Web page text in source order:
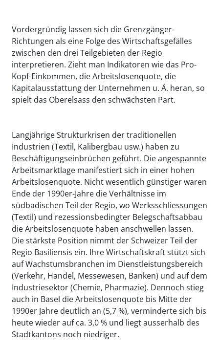
Vordergründig lassen sich die Grenzgänger-
Richtungen als eine Folge des Wirtschaftsgefälles
zwischen den drei Teilgebieten der Regio
interpretieren. Zieht man Indikatoren wie das Pro-
Kopf-Einkommen, die Arbeitslosenquote, die
Kapitalausstattung der Unternehmen u. Ä. heran, so
spielt das Oberelsass den schwächsten Part.
Langjährige Strukturkrisen der traditionellen
Industrien (Textil, Kalibergbau usw.) haben zu
Beschäftigungseinbrüchen geführt. Die angespannte
Arbeitsmarktlage manifestiert sich in einer hohen
Arbeitslosenquote. Nicht wesentlich günstiger waren
Ende der 1990er-Jahre die Verhältnisse im
südbadischen Teil der Regio, wo Werksschliessungen
(Textil) und rezessionsbedingter Belegschaftsabbau
die Arbeitslosenquote haben anschwellen lassen.
Die stärkste Position nimmt der Schweizer Teil der
Regio Basiliensis ein. Ihre Wirtschaftskraft stützt sich
auf Wachstumsbranchen im Dienstleistungsbereich
(Verkehr, Handel, Messewesen, Banken) und auf dem
Industriesektor (Chemie, Pharmazie). Dennoch stieg
auch in Basel die Arbeitslosenquote bis Mitte der
1990er Jahre deutlich an (5,7 %), verminderte sich bis
heute wieder auf ca. 3,0 % und liegt ausserhalb des
Stadtkantons noch niedriger.